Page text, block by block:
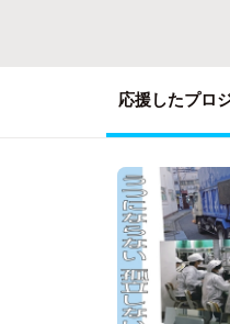
応援したプロ